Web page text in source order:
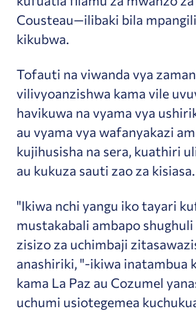
Cousteau—ilibaki bila
kikubwa.
Tofauti na viwanda vya
vilivyoanzishwa kama vile
havikuwa na vyama vya
au vyama vya wafanyakazi
kujihusisha na sera, kuathiri
au kukuza sauti zao za kisiasa.
"Ikiwa nchi yangu iko tayari
mustakabali ambapo
zisizo za uchimbaji
anashiriki, "-ikiwa inatambua
kama La Paz au Cozumel
uchumi usiotegemea